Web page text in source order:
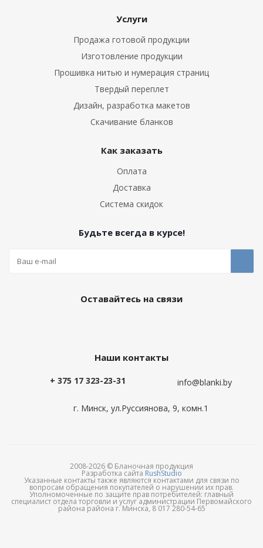
Услуги
Продажа готовой продукции
Изготовление продукции
Прошивка нитью и нумерация страниц
Твердый переплет
Дизайн, разработка макетов
Скачивание бланков
Как заказать
Оплата
Доставка
Система скидок
Будьте всегда в курсе!
Оставайтесь на связи
Наши контакты
+ 375 17 323-23-31 info@blanki.by
г. Минск, ул.Руссиянова, 9, комн.1
2008-2026 © Бланочная продукция
Разработка сайта RushStudio
Указанные контакты также являются контактами для связи по
вопросам обращения покупателей о нарушении их прав.
Уполномоченные по защите прав потребителей: главный
специалист отдела торговли и услуг администрации Первомайского
района района г. Минска, 8 017 280-54-65